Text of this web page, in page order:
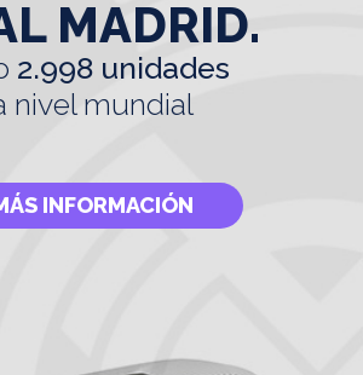
MADRID.
2.998 unidades
nivel mundial
INFORMACIÓN